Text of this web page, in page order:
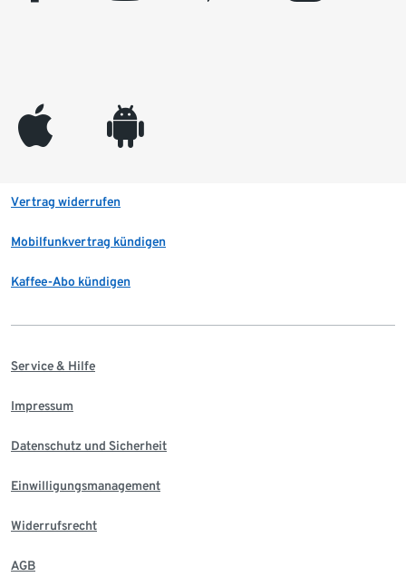
appleinc android
Vertrag widerrufen
Mobilfunkvertrag kündigen
Kaffee-Abo kündigen
Service & Hilfe
Impressum
Datenschutz und Sicherheit
Einwilligungsmanagement
Widerrufsrecht
AGB